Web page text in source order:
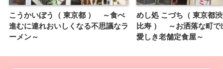
こうかいぼう（ 東京都 ） ～食べ
進むに連れおいしくなる不思議なラ
ーメン～
めし処 こづち（ 東京都
比寿 ） ～お洒落な町で
愛しき老舗定食屋～